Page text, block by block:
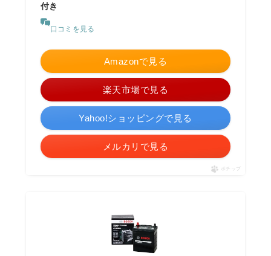
付き
口コミを見る
Amazonで見る
楽天市場で見る
Yahoo!ショッピングで見る
メルカリで見る
ポチップ